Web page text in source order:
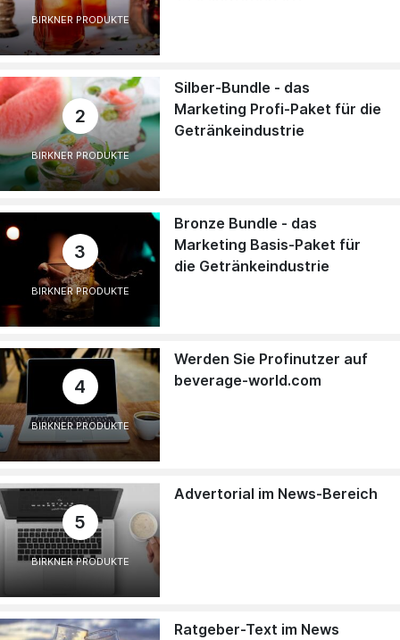
BIRKNER PRODUKTE
2
BIRKNER PRODUKTE
Silber-Bundle - das
Marketing Profi-Paket für die
Getränkeindustrie
3
BIRKNER PRODUKTE
Bronze Bundle - das
Marketing Basis-Paket für
die Getränkeindustrie
4
BIRKNER PRODUKTE
Werden Sie Profinutzer auf
beverage-world.com
5
BIRKNER PRODUKTE
Advertorial im News-Bereich
Ratgeber-Text im News